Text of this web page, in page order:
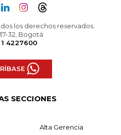
los derechos reservados.
32, Bogotá
1 4227600
SECCIONES
Alta Gerencia